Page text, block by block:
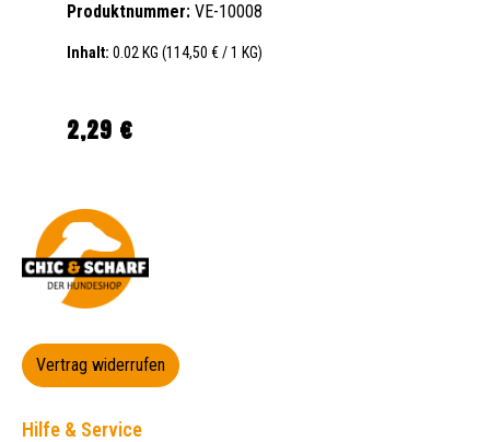
Produktnummer: VE-10008
Inhalt: 0.02 KG (114,50 € / 1 KG)
Regulärer Preis:
2,29 €
Vertrag widerrufen
Hilfe & Service